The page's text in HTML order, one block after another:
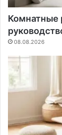
Комнатные
08.08.2026